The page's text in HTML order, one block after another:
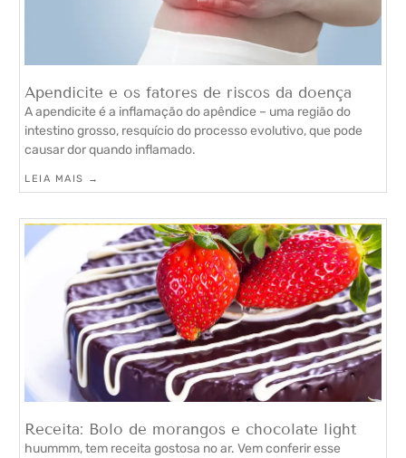
Apendicite e os fatores de riscos da doença
A apendicite é a inflamação do apêndice – uma região do
intestino grosso, resquício do processo evolutivo, que pode
causar dor quando inflamado.
LEIA MAIS →
Receita: Bolo de morangos e chocolate light
huummm, tem receita gostosa no ar. Vem conferir esse